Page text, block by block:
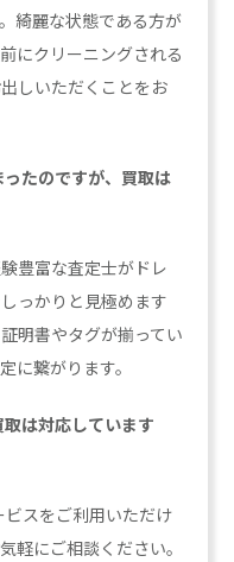
綺麗な状態である方が
にクリーニングされる
しいただくことをお
たのですが、買取は
豊富な査定士がドレ
っかりと見極めます
明書やタグが揃ってい
に繋がります。
は対応しています
スをご利用いただけ
軽にご相談ください。